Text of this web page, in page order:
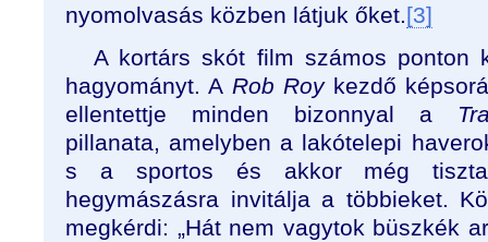
nyomolvasás közben látjuk őket.[3]
A kortárs skót film számos ponton
hagyományt. A Rob Roykezdő
ellentettje minden bizonnyal a
pillanata, amelyben a lakótelepi
s a sportos és akkor még tiszta
hegymászásra invitálja a többieket.
megkérdi: „Hát nem vagytok büszkék